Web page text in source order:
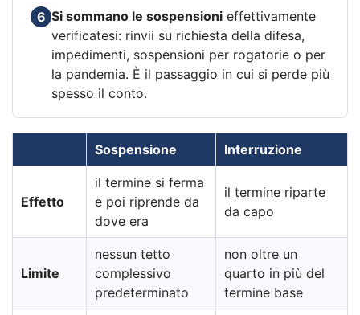
6 Si sommano le sospensioni effettivamente
verificatesi: rinvii su richiesta della difesa,
impedimenti, sospensioni per rogatorie o per
la pandemia. È il passaggio in cui si perde più
spesso il conto.
Sospensione Interruzione
Effetto
il termine si ferma
e poi riprende da
dove era
il termine riparte
da capo
Limite
nessun tetto
complessivo
predeterminato
non oltre un
quarto in più del
termine base